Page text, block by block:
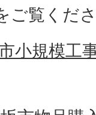
ご覧くだ
小規模工